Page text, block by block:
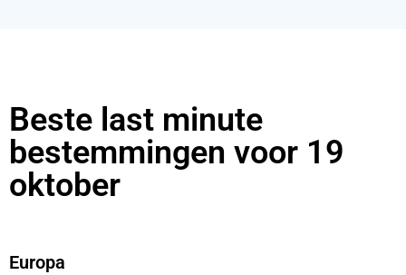
Beste last minute
bestemmingen voor 19
oktober
Europa